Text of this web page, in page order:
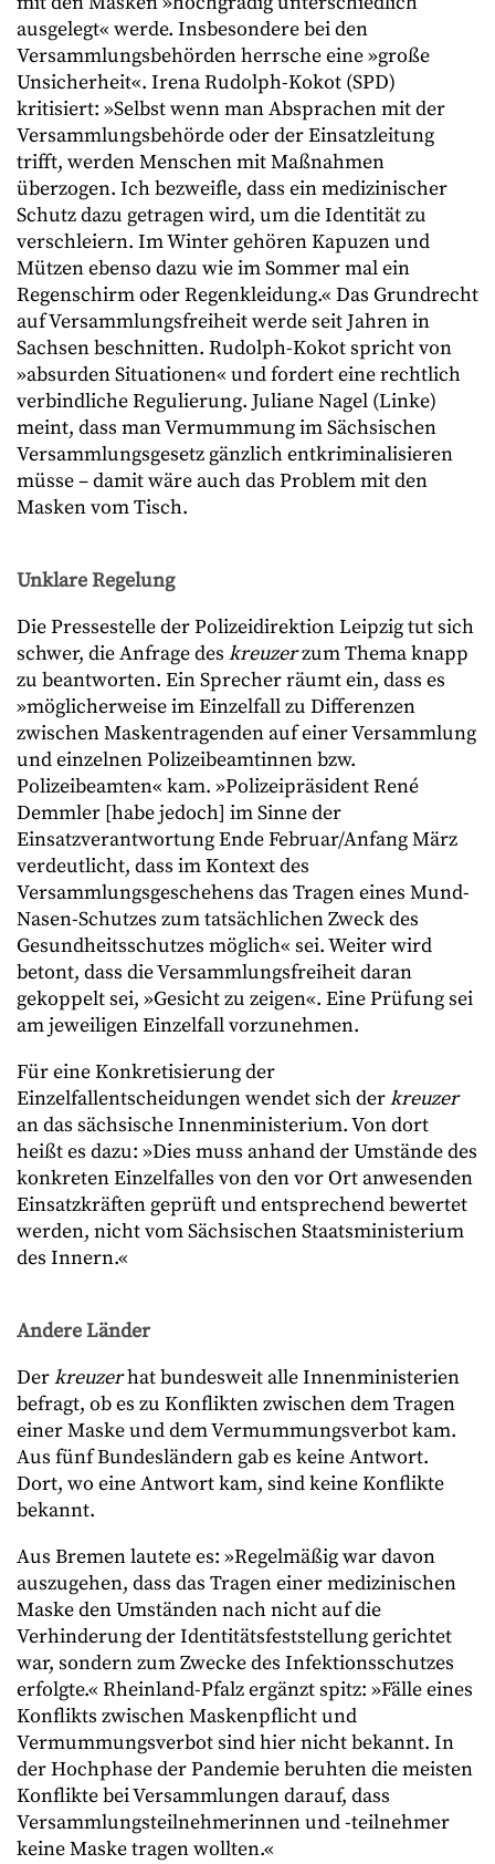
ausgelegt« werde. Insbesondere bei den
Versammlungsbehörden herrsche eine »große
Unsicherheit«. Irena Rudolph-Kokot (SPD)
kritisiert: »Selbst wenn man Absprachen mit der
Versammlungsbehörde oder der Einsatzleitung
trifft, werden Menschen mit Maßnahmen
überzogen. Ich bezweifle, dass ein medizinischer
Schutz dazu getragen wird, um die Identität zu
verschleiern. Im Winter gehören Kapuzen und
Mützen ebenso dazu wie im Sommer mal ein
Regenschirm oder Regenkleidung.« Das Grundrecht
auf Versammlungsfreiheit werde seit Jahren in
Sachsen beschnitten. Rudolph-Kokot spricht von
»absurden Situationen« und fordert eine rechtlich
verbindliche Regulierung. Juliane Nagel (Linke)
meint, dass man Vermummung im Sächsischen
Versammlungsgesetz gänzlich entkriminalisieren
müsse – damit wäre auch das Problem mit den
Masken vom Tisch.
Unklare Regelung
Die Pressestelle der Polizeidirektion Leipzig tut sich
schwer, die Anfrage des kreuzerzum Thema knapp
zu beantworten. Ein Sprecher räumt ein, dass es
»möglicherweise im Einzelfall zu Differenzen
zwischen Maskentragenden auf einer Versammlung
und einzelnen Polizeibeamtinnen bzw.
Polizeibeamten« kam. »Polizeipräsident René
Demmler [habe jedoch] im Sinne der
Einsatzverantwortung Ende Februar/Anfang März
verdeutlicht, dass im Kontext des
Versammlungsgeschehens das Tragen eines Mund-
Nasen-Schutzes zum tatsächlichen Zweck des
Gesundheitsschutzes möglich« sei. Weiter wird
betont, dass die Versammlungsfreiheit daran
gekoppelt sei, »Gesicht zu zeigen«. Eine Prüfung sei
am jeweiligen Einzelfall vorzunehmen.
Für eine Konkretisierung der
Einzelfallentscheidungen wendet sich derkreuzer
an das sächsische Innenministerium. Von dort
heißt es dazu: »Dies muss anhand der Umstände des
konkreten Einzelfalles von den vor Ort anwesenden
Einsatzkräften geprüft und entsprechend bewertet
werden, nicht vom Sächsischen Staatsministerium
des Innern.«
Andere Länder
Derkreuzerhat bundesweit alle Innenministerien
befragt, ob es zu Konflikten zwischen dem Tragen
einer Maske und dem Vermummungsverbot kam.
Aus fünf Bundesländern gab es keine Antwort.
Dort, wo eine Antwort kam, sind keine Konflikte
bekannt.
Aus Bremen lautete es: »Regelmäßig war davon
auszugehen, dass das Tragen einer medizinischen
Maske den Umständen nach nicht auf die
Verhinderung der Identitätsfeststellung gerichtet
war, sondern zum Zwecke des Infektionsschutzes
erfolgte.« Rheinland-Pfalz ergänzt spitz: »Fälle eines
Konflikts zwischen Maskenpflicht und
Vermummungsverbot sind hier nicht bekannt. In
der Hochphase der Pandemie beruhten die meisten
Konflikte bei Versammlungen darauf, dass
Versammlungsteilnehmerinnen und -teilnehmer
keine Maske tragen wollten.«